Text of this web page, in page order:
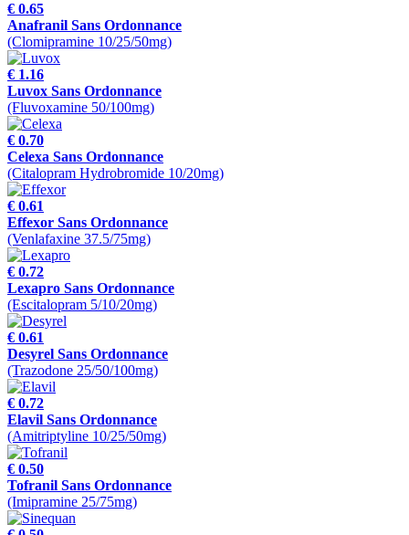
€ 0.65
Anafranil Sans Ordonnance
(Clomipramine 10/25/50mg)
€ 1.16
Luvox Sans Ordonnance
(Fluvoxamine 50/100mg)
€ 0.70
Celexa Sans Ordonnance
(Citalopram Hydrobromide 10/20mg)
€ 0.61
Effexor Sans Ordonnance
(Venlafaxine 37.5/75mg)
€ 0.72
Lexapro Sans Ordonnance
(Escitalopram 5/10/20mg)
€ 0.61
Desyrel Sans Ordonnance
(Trazodone 25/50/100mg)
€ 0.72
Elavil Sans Ordonnance
(Amitriptyline 10/25/50mg)
€ 0.50
Tofranil Sans Ordonnance
(Imipramine 25/75mg)